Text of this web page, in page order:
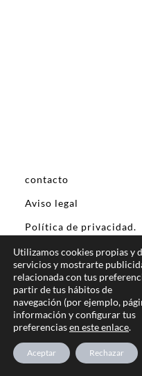
contacto
Aviso legal
Política de privacidad.
Poltica de cookies
IGnesis training Lloret
Travessia dels
Mar, Girona
Utilizamos cookies propias y
servicios y mostrarte
relacionada con tus
partir de tus hábitos de
navegación (por ejemplo,
información y configurar tus
preferenciasen este enlace.
Aceptar Rechazar